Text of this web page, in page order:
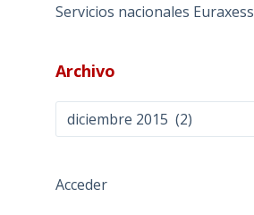
Servicios nacionales Euraxess
Archivo
Archivo
Acceder